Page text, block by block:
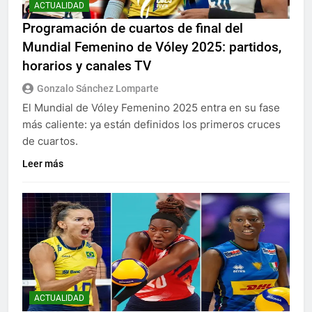
ACTUALIDAD
Programación de cuartos de final del
Mundial Femenino de Vóley 2025: partidos,
horarios y canales TV
Gonzalo Sánchez Lomparte
El Mundial de Vóley Femenino 2025 entra en su fase
más caliente: ya están definidos los primeros cruces
de cuartos.
Leer más
ACTUALIDAD